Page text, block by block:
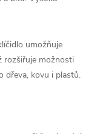
umožňuje
rozšiřuje možnosti
dřeva, kovu i plastů.